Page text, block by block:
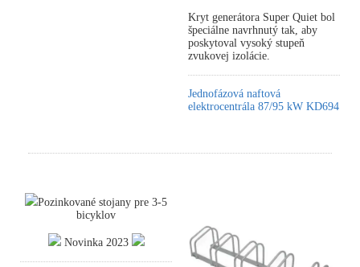
Kryt generátora Super Quiet bol
špeciálne navrhnutý tak, aby
poskytoval vysoký stupeň
zvukovej izolácie.
Jednofázová naftová
elektrocentrála 87/95 kW KD694
Pozinkované stojany pre 3-5
bicyklov
Novinka 2023